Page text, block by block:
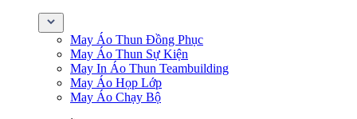
May Áo Thun Đồng Phục
May Áo Thun Sự Kiện
May In Áo Thun Teambuilding
May Áo Họp Lớp
May Áo Chạy Bộ